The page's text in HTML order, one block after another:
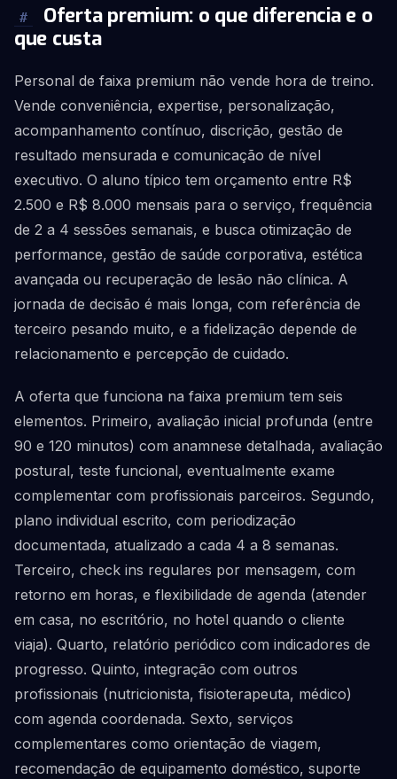
#
Oferta premium: o que diferencia e o
que custa
Personal de faixa premium não vende hora de treino.
Vende conveniência, expertise, personalização,
acompanhamento contínuo, discrição, gestão de
resultado mensurada e comunicação de nível
executivo. O aluno típico tem orçamento entre R$
2.500 e R$ 8.000 mensais para o serviço, frequência
de 2 a 4 sessões semanais, e busca otimização de
performance, gestão de saúde corporativa, estética
avançada ou recuperação de lesão não clínica. A
jornada de decisão é mais longa, com referência de
terceiro pesando muito, e a fidelização depende de
relacionamento e percepção de cuidado.
A oferta que funciona na faixa premium tem seis
elementos. Primeiro, avaliação inicial profunda (entre
90 e 120 minutos) com anamnese detalhada, avaliação
postural, teste funcional, eventualmente exame
complementar com profissionais parceiros. Segundo,
plano individual escrito, com periodização
documentada, atualizado a cada 4 a 8 semanas.
Terceiro, check ins regulares por mensagem, com
retorno em horas, e flexibilidade de agenda (atender
em casa, no escritório, no hotel quando o cliente
viaja). Quarto, relatório periódico com indicadores de
progresso. Quinto, integração com outros
profissionais (nutricionista, fisioterapeuta, médico)
com agenda coordenada. Sexto, serviços
complementares como orientação de viagem,
recomendação de equipamento doméstico, suporte